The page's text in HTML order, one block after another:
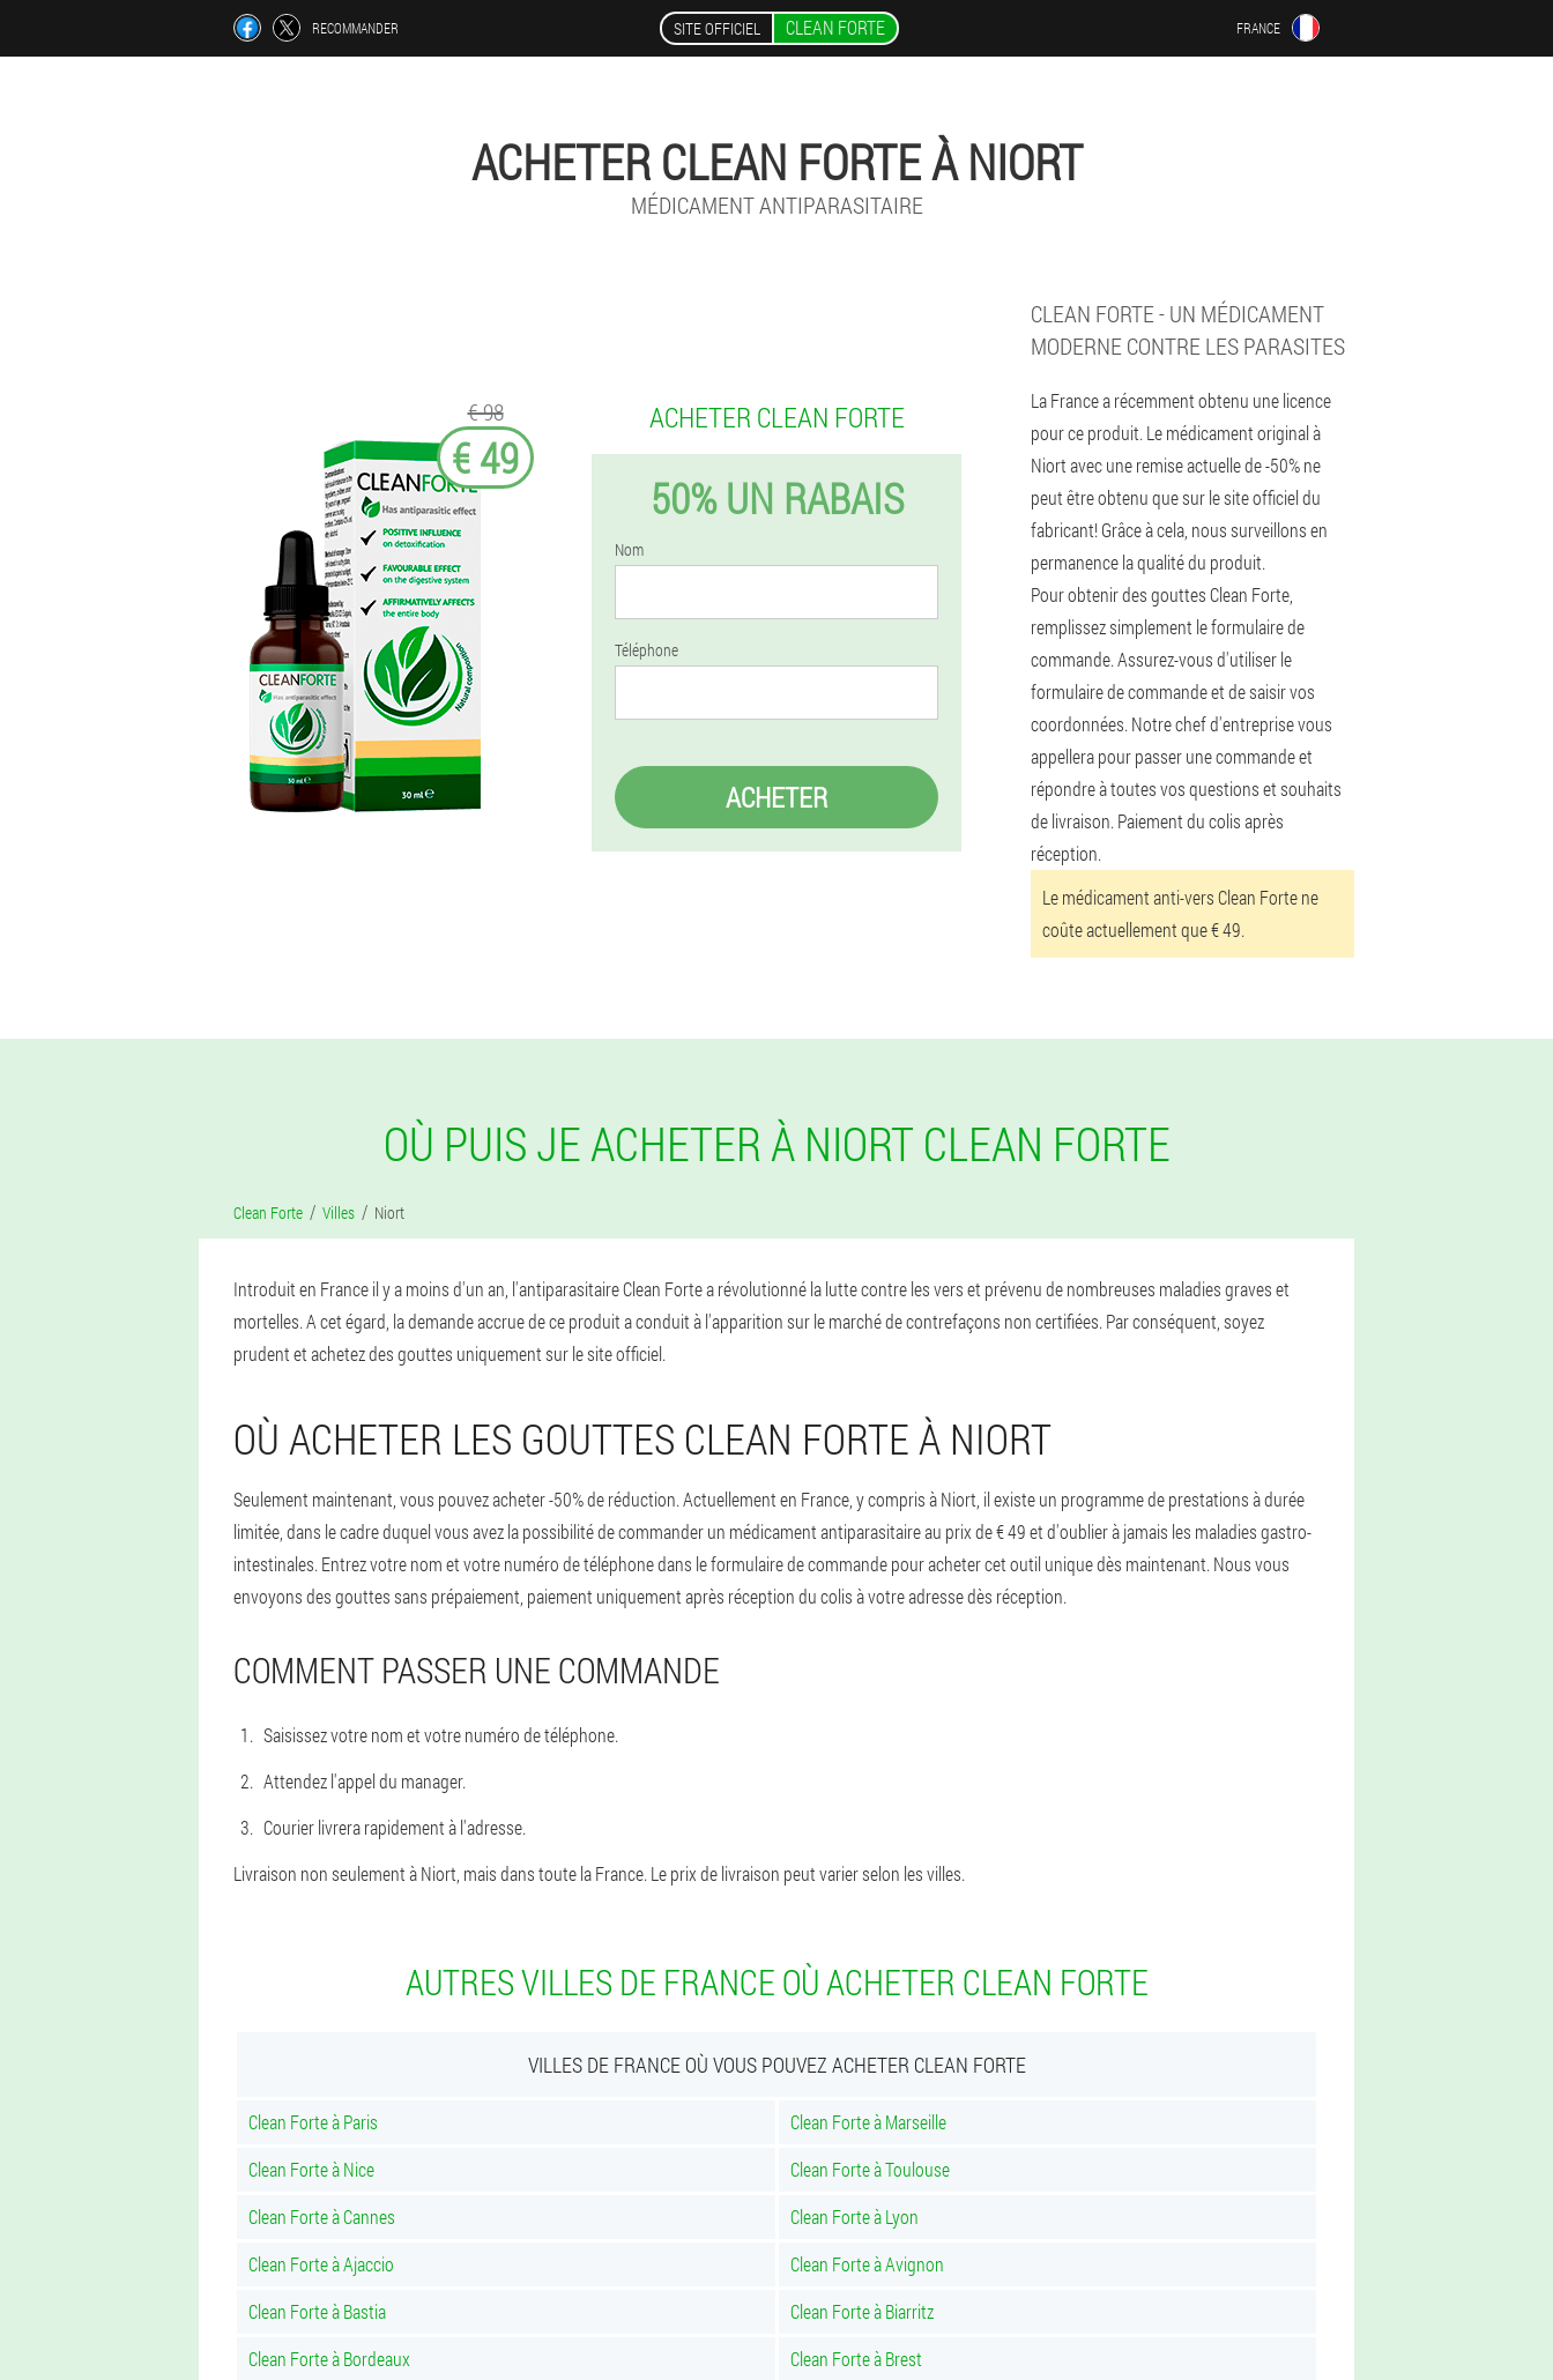
RECOMMANDER SITE OFFICIEL CLEAN FORTE FRANCE
ACHETER CLEAN FORTE À NIORT
MÉDICAMENT ANTIPARASITAIRE
€ 98
€ 49
ACHETER CLEAN FORTE
50% UN RABAIS
Nom
Téléphone
ACHETER
CLEAN FORTE - UN MÉDICAMENT
MODERNE CONTRE LES PARASITES
La France a récemment obtenu une licence
pour ce produit. Le médicament original à
Niort avec une remise actuelle de -50% ne
peut être obtenu que sur le site officiel du
fabricant! Grâce à cela, nous surveillons en
permanence la qualité du produit.
Pour obtenir des gouttes Clean Forte,
remplissez simplement le formulaire de
commande. Assurez-vous d'utiliser le
formulaire de commande et de saisir vos
coordonnées. Notre chef d'entreprise vous
appellera pour passer une commande et
répondre à toutes vos questions et souhaits
de livraison. Paiement du colis après
réception.
Le médicament anti-vers Clean Forte ne
coûte actuellement que € 49.
OÙ PUIS JE ACHETER À NIORT CLEAN FORTE
Clean Forte Villes Niort
Introduit en France il y a moins d'un an, l'antiparasitaire Clean Forte a révolutionné la lutte contre les vers et prévenu de nombreuses maladies graves et
mortelles. A cet égard, la demande accrue de ce produit a conduit à l'apparition sur le marché de contrefaçons non certifiées. Par conséquent, soyez
prudent et achetez des gouttes uniquement sur le site officiel.
OÙ ACHETER LES GOUTTES CLEAN FORTE À NIORT
Seulement maintenant, vous pouvez acheter -50% de réduction. Actuellement en France, y compris à Niort, il existe un programme de prestations à durée
limitée, dans le cadre duquel vous avez la possibilité de commander un médicament antiparasitaire au prix de € 49 et d'oublier à jamais les maladies gastro-
intestinales. Entrez votre nom et votre numéro de téléphone dans le formulaire de commande pour acheter cet outil unique dès maintenant. Nous vous
envoyons des gouttes sans prépaiement, paiement uniquement après réception du colis à votre adresse dès réception.
COMMENT PASSER UNE COMMANDE
Saisissez votre nom et votre numéro de téléphone.
Attendez l'appel du manager.
Courier livrera rapidement à l'adresse.
Livraison non seulement à Niort, mais dans toute la France. Le prix de livraison peut varier selon les villes.
AUTRES VILLES DE FRANCE OÙ ACHETER CLEAN FORTE
VILLES DE FRANCE OÙ VOUS POUVEZ ACHETER CLEAN FORTE
Clean Forte à Paris
Clean Forte à Marseille
Clean Forte à Nice
Clean Forte à Toulouse
Clean Forte à Cannes
Clean Forte à Lyon
Clean Forte à Ajaccio
Clean Forte à Avignon
Clean Forte à Bastia
Clean Forte à Biarritz
Clean Forte à Bordeaux
Clean Forte à Brest